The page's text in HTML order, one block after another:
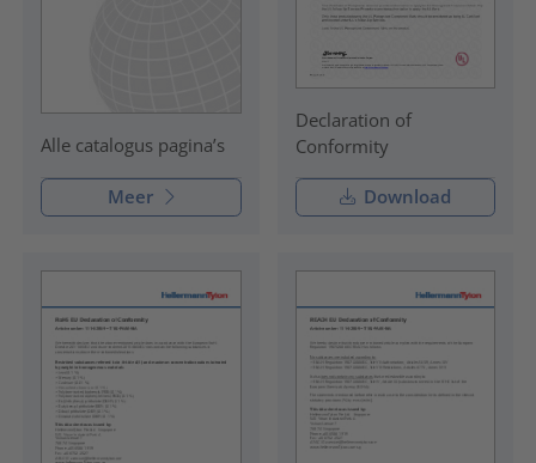
Alle catalogus pagina’s
Meer
Declaration of
Conformity
Download